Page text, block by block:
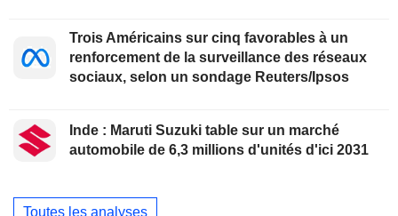
Trois Américains sur cinq favorables à un
renforcement de la surveillance des réseaux
sociaux, selon un sondage Reuters/Ipsos
Inde : Maruti Suzuki table sur un marché
automobile de 6,3 millions d'unités d'ici 2031
Toutes les analyses